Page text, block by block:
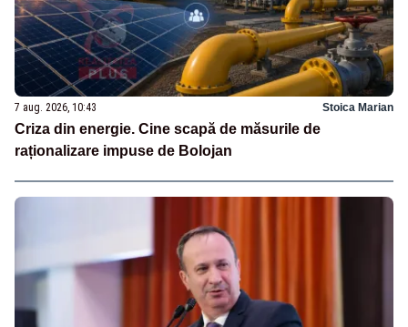
7 aug. 2026, 10:43 Stoica Marian
Criza din energie. Cine scapă de măsurile de
raționalizare impuse de Bolojan